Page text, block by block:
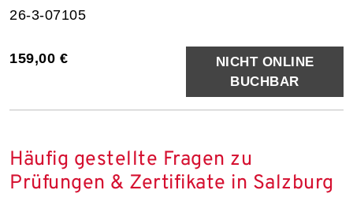
26-3-07105
159,00 €
NICHT ONLINE
BUCHBAR
Häufig gestellte Fragen zu
Prüfungen & Zertifikate in Salzburg